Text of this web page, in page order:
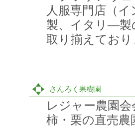
人服専門店（
製、イタリ―製
取り揃えてお
さんろく果樹園
レジャー農園
柿・栗の直売